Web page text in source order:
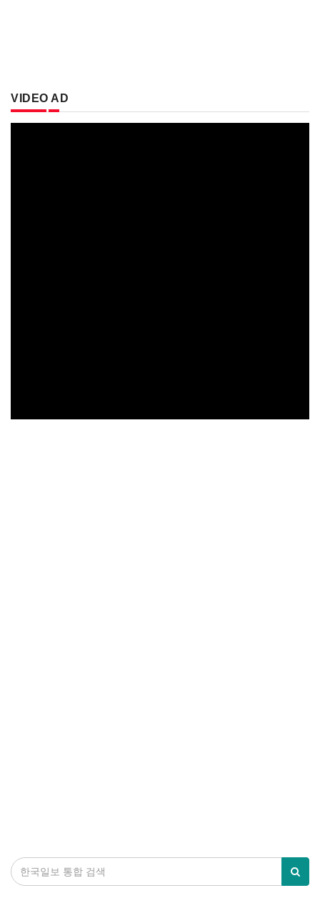
VIDEO AD